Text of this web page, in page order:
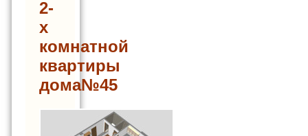
2-
х
комнатной
квартиры
дома№45